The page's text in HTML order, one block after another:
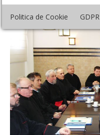
Politica de Cookie GDPR